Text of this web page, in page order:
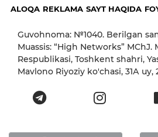
ALOQA REKLAMA SAYT HAQIDA
Guvohnoma: №1040. Berilgan
Muassis: “High Networks” MChJ.
Respublikasi, Toshkent shahri,
Mavlono Riyoziy ko'chasi, 31А uy,